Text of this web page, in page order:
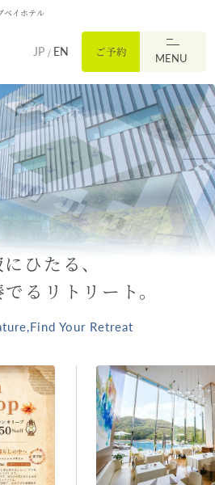
ベイホテル
JP / EN ご予約 MENU
ひたる、
るリトリート。
Your Retreat